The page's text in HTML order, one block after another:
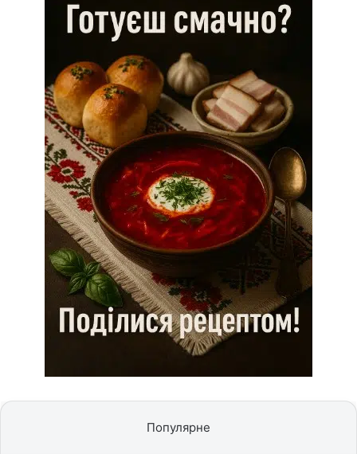
Популярне